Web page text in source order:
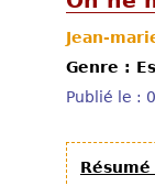
Jean-
Genre :
Publié le :